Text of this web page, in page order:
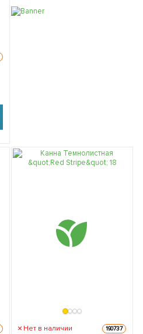
Нет в наличии 190737